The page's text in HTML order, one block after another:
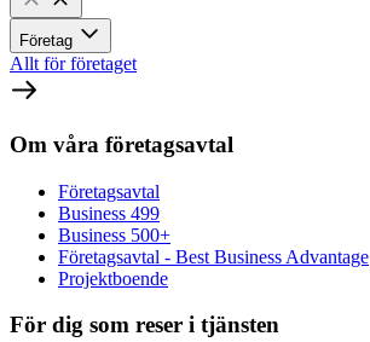
Företag
Allt för företaget
Om våra företagsavtal
Företagsavtal
Business 499
Business 500+
Företagsavtal - Best Business Advantage
Projektboende
För dig som reser i tjänsten